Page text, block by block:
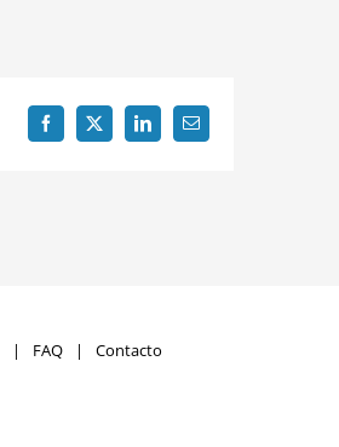
Facebook
X LinkedInCorreo
electrónico
FAQ Contacto